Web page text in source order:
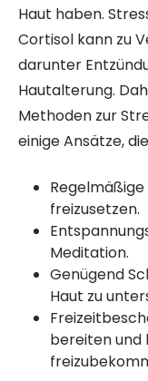
Haut haben.
Cortisol kann zu
darunter
Hautalterung.
Methoden zur
einige Ansätze,
freizusetzen.
Meditation.
Genügend
Haut zu
bereiten und